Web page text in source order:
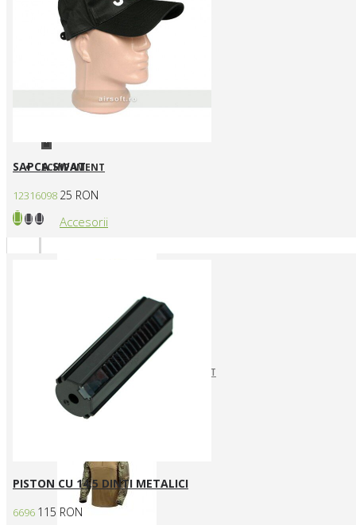
+
ECHIPAMENT
Accesorii
CURELE REPLICI AIRSOFT
HUSE SI GENTI TRANSPORT
Articole vestimentare
SAPCA SWAT
12316098 25 RON
PISTON CU 14,5 DINTI METALICI
6696 115 RON